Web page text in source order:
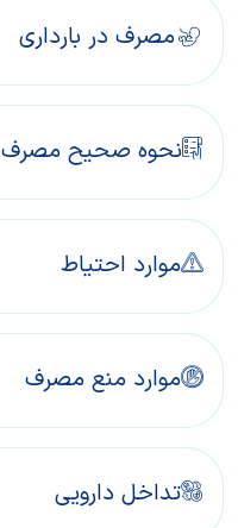
مصرف در بارداری
نحوه صحیح مصرف
موارد احتیاط
موارد منع مصرف
تداخل دارویی